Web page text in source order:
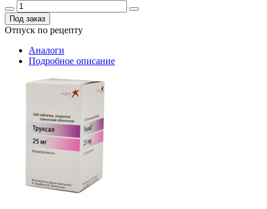
Под заказ
Отпуск по рецепту
Аналоги
Подробное описание